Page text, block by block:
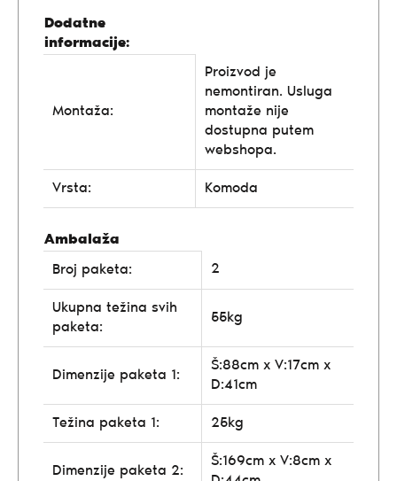
Dodatne
informacije:
Montaža:
Proizvod je
nemontiran. Usluga
montaže nije
dostupna putem
webshopa.
Vrsta: Komoda
Ambalaža
Broj paketa:
2
Ukupna težina svih
paketa:
55kg
Dimenzije paketa 1:
Š:88cm x V:17cm x
D:41cm
Težina paketa 1: 25kg
Dimenzije paketa 2:
Š:169cm x V:8cm x